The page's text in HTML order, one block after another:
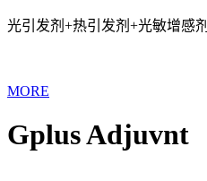
光引发剂+热引发剂+光敏增感剂
MORE
Gplus Adjuvnt